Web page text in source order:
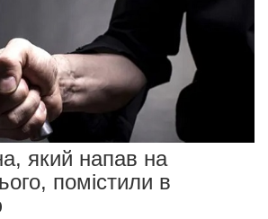
який напав на
помістили в